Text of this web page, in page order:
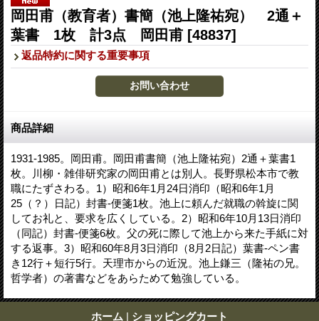
岡田甫（教育者）書簡（池上隆祐宛） 2通＋
葉書 1枚 計3点 岡田甫 [48837]
返品特約に関する重要事項
商品詳細
1931-1985。岡田甫。岡田甫書簡（池上隆祐宛）2通＋葉書1
枚。川柳・雑俳研究家の岡田甫とは別人。長野県松本市で教
職にたずさわる。1）昭和6年1月24日消印（昭和6年1月
25（？）日記）封書-便箋1枚。池上に頼んだ就職の斡旋に関
してお礼と、要求を広くしている。2）昭和6年10月13日消印
（同記）封書-便箋6枚。父の死に際して池上から来た手紙に対
する返事。3）昭和60年8月3日消印（8月2日記）葉書-ペン書
き12行＋短行5行。天理市からの近況。池上鎌三（隆祐の兄。
哲学者）の著書などをあらためて勉強している。
ホーム | ショッピングカート